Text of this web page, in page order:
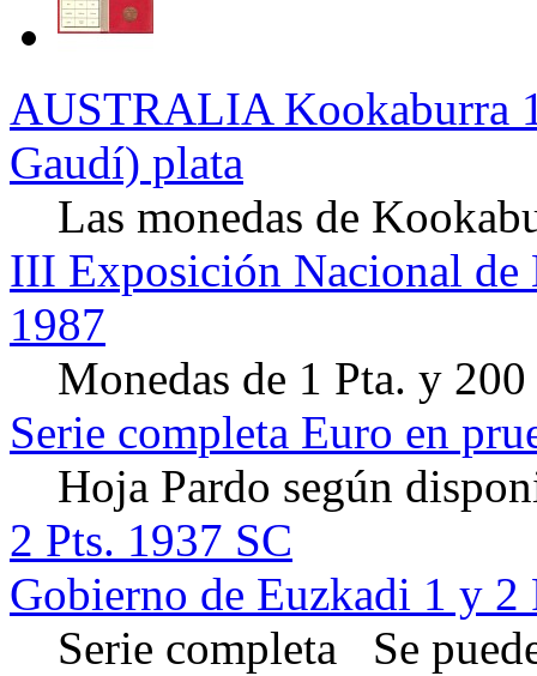
AUSTRALIA Kookaburra
Gaudí) plata
Las monedas de
III Exposición Nacional
1987
Monedas de 1 Pta. y
Serie completa Euro en
Hoja Pardo según
2 Pts. 1937 SC
Gobierno de Euzkadi 1 y 2
Serie completa Se